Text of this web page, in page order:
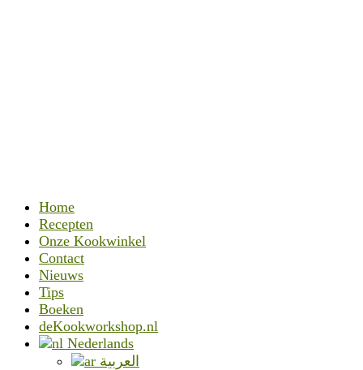
Home
Recepten
Onze Kookwinkel
Contact
Nieuws
Tips
Boeken
deKookworkshop.nl
Nederlands
العربية